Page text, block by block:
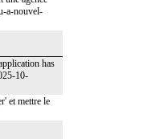
a-nouvel-
has
10-
et mettre le